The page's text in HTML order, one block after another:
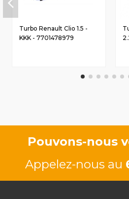
Turbo Renault Clio 1.5 -
KKK - 7701478979
Pouvons-nous
Appelez-nous au